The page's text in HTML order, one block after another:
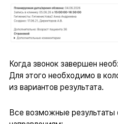
Когда звонок завершен
Для этого необходимо в
из вариантов результата.
Все возможные результаты